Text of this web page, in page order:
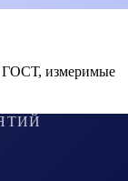
ГОСТ, измеримые